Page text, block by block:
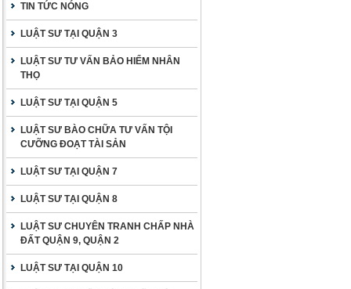
TIN TỨC NÓNG
LUẬT SƯ TẠI QUẬN 3
LUẬT SƯ TƯ VẤN BẢO HIỂM NHÂN
THỌ
LUẬT SƯ TẠI QUẬN 5
LUẬT SƯ BÀO CHỮA TƯ VẤN TỘI
CƯỠNG ĐOẠT TÀI SẢN
LUẬT SƯ TẠI QUẬN 7
LUẬT SƯ TẠI QUẬN 8
LUẬT SƯ CHUYÊN TRANH CHẤP NHÀ
ĐẤT QUẬN 9, QUẬN 2
LUẬT SƯ TẠI QUẬN 10